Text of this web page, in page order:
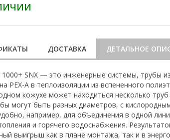
ДОСТАВКА ДЕТАЛЬНОЕ
1000+ SNX — это инженерные системы, трубы
PEX-A в теплоизоляции из вспененного
кожухе может находиться несколько
могут быть разных диаметров, с
например, для объединения в одной
и горячего водоснабжения.
выигрыш как в плане монтажа, так и в